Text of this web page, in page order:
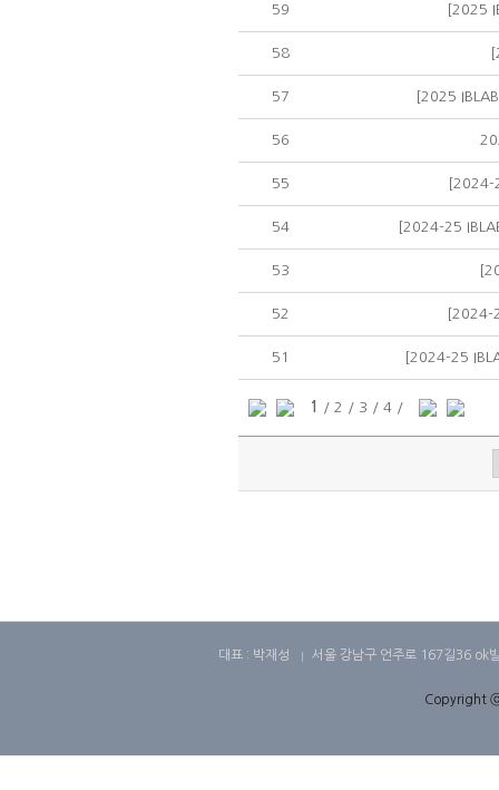
59 [2025
58
57 [2025
56
55 [2024-
54 [2024-25
53
52 [2024-
51 [2024-25
1 / 2 / 3 / 4 /
대표 : 박재성 서울 강남구 언주로 167길36 ok
Copyright